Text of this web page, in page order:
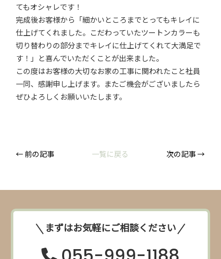
てもオシャレです！
完成後お客様から「細かいところまでとってもキレイに
仕上げてくれました。こだわっていたツートンカラーも
切り替わりの部分までキレイに仕上げてくれて大満足で
す！」と喜んでいただくことが出来ました。
この度はお客様の大切なお家の工事に関われたこと社員
一同、感謝申し上げます。またご機会がございましたら
ぜひよろしくお願いいたします。
← 前の記事 一覧に戻る 次の記事 →
まずはお気軽にご相談ください